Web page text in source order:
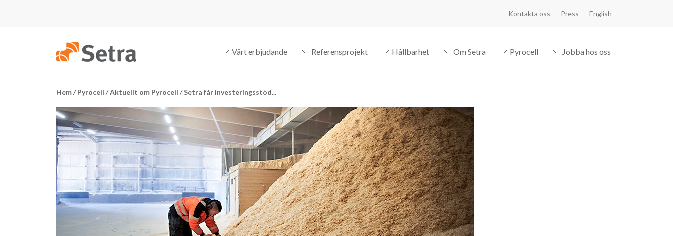
Kontakta oss Press English
Vårt erbjudande Referensprojekt Hållbarhet Om Setra Pyrocell Jobba hos oss
Hem/ Pyrocell /Aktuellt om Pyrocell /Setra får investeringsstöd...